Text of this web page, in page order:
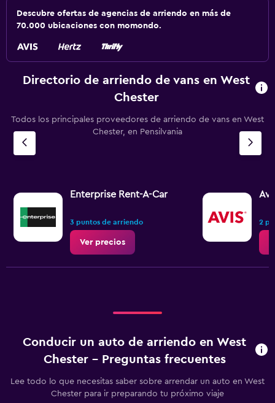
Descubre ofertas de agencias de arriendo en más de
70.000 ubicaciones con momondo.
Directorio de arriendo de vans en West
Chester
Todos los principales proveedores de arriendo de vans en West
Chester, en Pensilvania
Enterprise Rent-A-Car
3 puntos de arriendo
Ver precios
2
Conducir un auto de arriendo en West
Chester - Preguntas frecuentes
Lee todo lo que necesitas saber sobre arrendar un auto en West
Chester para ir preparando tu próximo viaje